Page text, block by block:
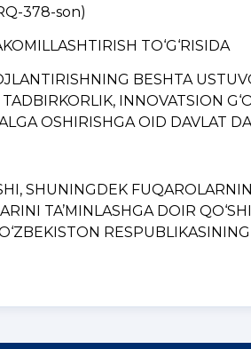
378-son)
TO‘G‘RISIDA
BЕSHTA
INNOVATSION
OSHIRISHGA OID DAVLAT
SHUNINGDЕK
TA’MINLASHGA DOIR
RЕSPUBLIKASINING